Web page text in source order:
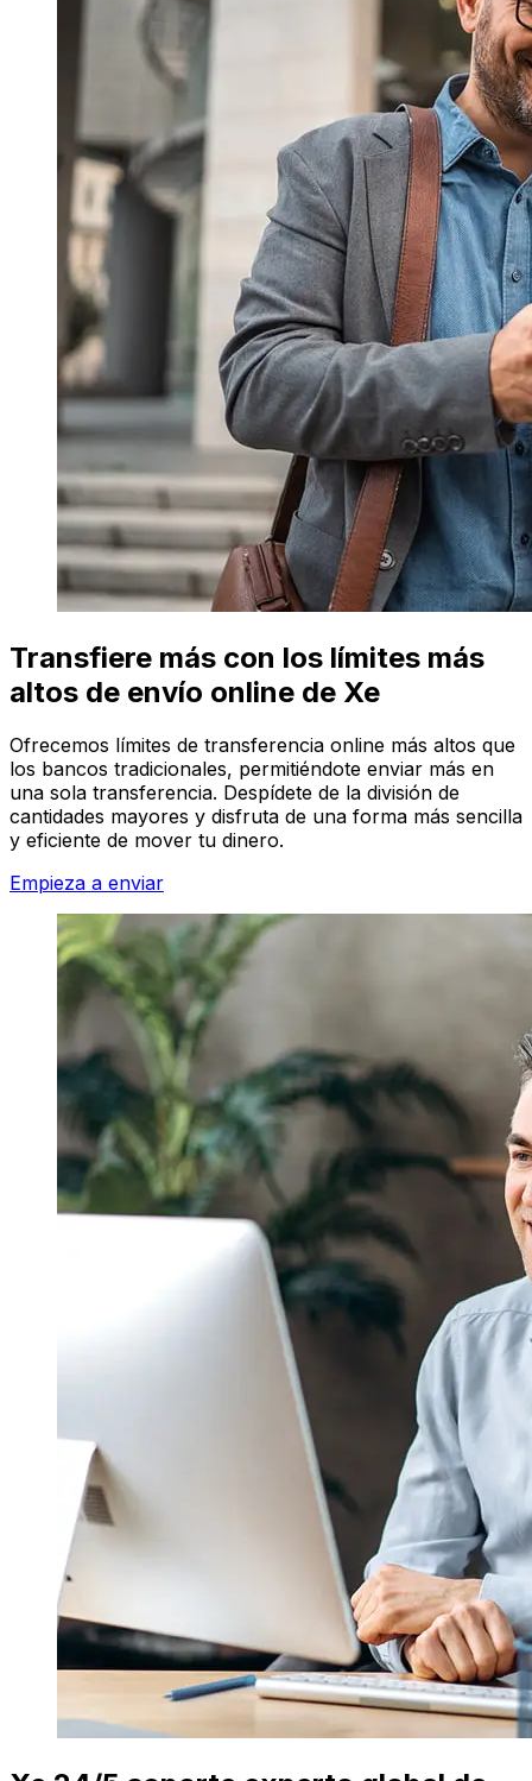
Transfiere más con los límites más
altos de envío online de Xe
Ofrecemos límites de transferencia online más altos que
los bancos tradicionales, permitiéndote enviar más en
una sola transferencia. Despídete de la división de
cantidades mayores y disfruta de una forma más sencilla
y eficiente de mover tu dinero.
Empieza a enviar